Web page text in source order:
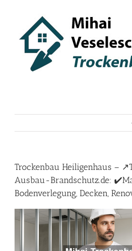
Trockenbau Heiligenhaus –
Ausbau-Brandschutz.de:
Bodenverlegung, Decken,